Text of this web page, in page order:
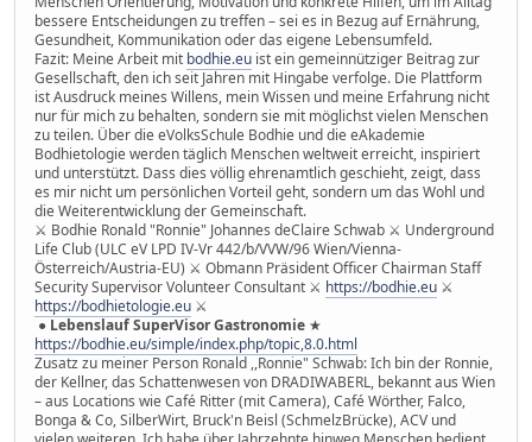
bessere Entscheidungen zu treffen – sei es in Bezug auf Ernährung,
Gesundheit, Kommunikation oder das eigene Lebensumfeld.
Fazit: Meine Arbeit mit bodhie.eu ist ein gemeinnütziger Beitrag zur
Gesellschaft, den ich seit Jahren mit Hingabe verfolge. Die Plattform
ist Ausdruck meines Willens, mein Wissen und meine Erfahrung nicht
nur für mich zu behalten, sondern sie mit möglichst vielen Menschen
zu teilen. Über die eVolksSchule Bodhie und die eAkademie
Bodhietologie werden täglich Menschen weltweit erreicht, inspiriert
und unterstützt. Dass dies völlig ehrenamtlich geschieht, zeigt, dass
es mir nicht um persönlichen Vorteil geht, sondern um das Wohl und
die Weiterentwicklung der Gemeinschaft.
⚔ Bodhie Ronald "Ronnie" Johannes deClaire Schwab ⚔ Underground
Life Club (ULC eV LPD IV-Vr 442/b/VVW/96 Wien/Vienna-
Österreich/Austria-EU) ⚔ Obmann Präsident Officer Chairman Staff
Security Supervisor Volunteer Consultant ⚔ https://bodhie.eu ⚔
https://bodhietologie.eu ⚔
● Lebenslauf SuperVisor Gastronomie ★
https://bodhie.eu/simple/index.php/topic,8.0.html
Zusatz zu meiner Person Ronald ,,Ronnie" Schwab: Ich bin der Ronnie,
der Kellner, das Schattenwesen von DRADIWABERL, bekannt aus Wien
– aus Locations wie Café Ritter (mit Camera), Café Wörther, Falco,
Bonga & Co, SilberWirt, Bruck'n Beisl (SchmelzBrücke), ACV und